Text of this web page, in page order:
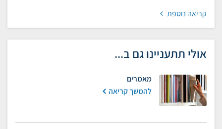
קריאה נוספת
אולי תתעניינו גם ב...
מאמרים
להמשך קריאה